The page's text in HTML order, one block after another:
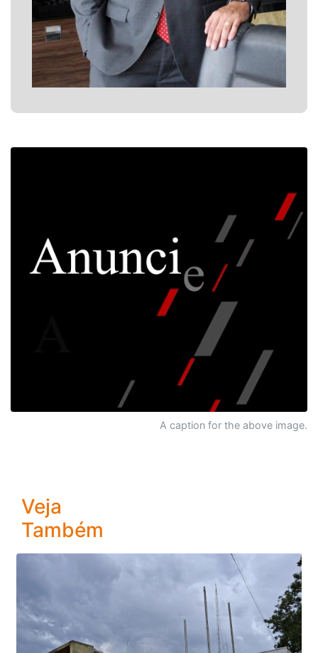
A caption for the above image.
Veja
Também